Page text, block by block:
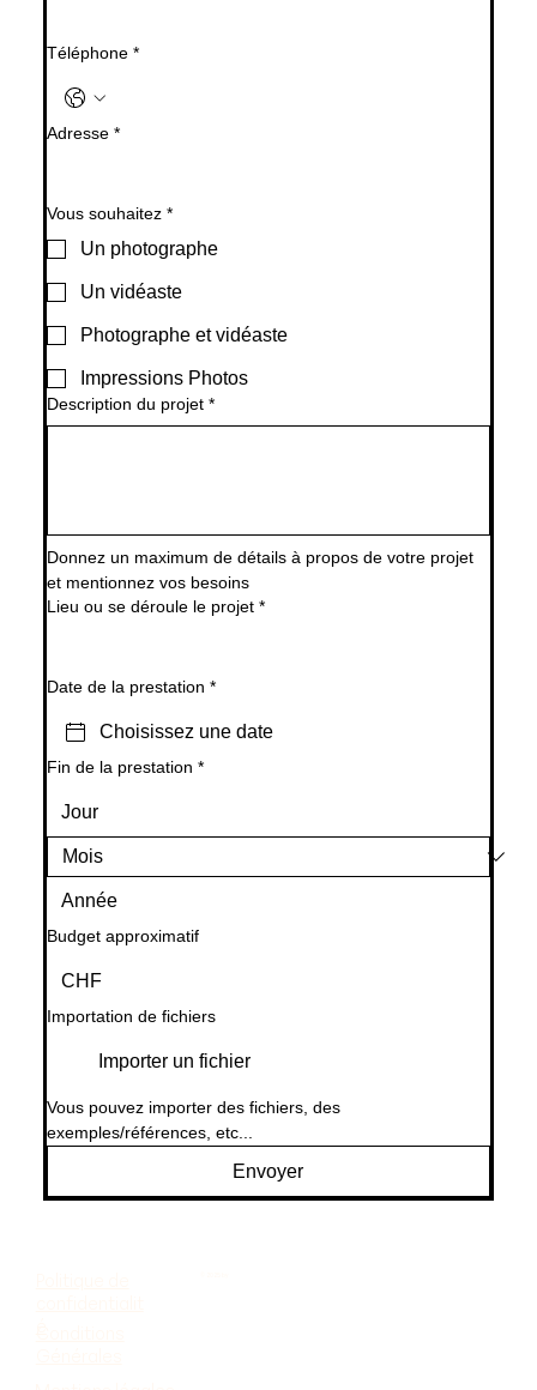
Téléphone *
Adresse *
Vous souhaitez *
Un photographe
Un vidéaste
Photographe et vidéaste
Impressions Photos
Description du projet *
Donnez un maximum de détails à propos de votre projet
et mentionnez vos besoins
Lieu ou se déroule le projet *
Date de la prestation *
Fin de la prestation *
Budget approximatif
CHF
Importation de fichiers
Importer un fichier
Vous pouvez importer des fichiers, des
exemples/références, etc...
Envoyer